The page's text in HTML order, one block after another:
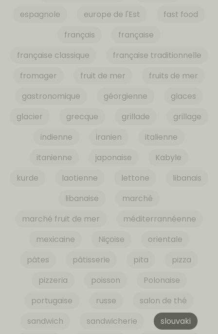
espagnole
europe de l'Est
fast food
français
française
française classique
française traditionnelle
fromager
fruit de mer
fruits de mer
gastronomique
géorgienne
glaces
glacier
grecque grillade
grillage
indienne
iranien
italienne
itanienne
japonaise
Kabyle
kurde
laotienne lettone
libanais
libanaise
marché
marché fruit de mer
méditerrannéenne
mexicaine
Niçoise
orientale
pâtes
pâtisserie pita
pizza
pizzeria
poisson
Polonaise
portugaise
russe
salon de thé
sandwich
sandwicherie
slouvaki